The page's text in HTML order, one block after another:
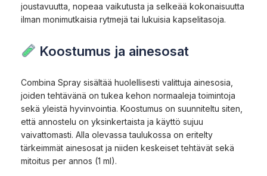
joustavuutta, nopeaa vaikutusta ja selkeää kokonaisuutta
ilman monimutkaisia rytmejä tai lukuisia kapselitasoja.
Koostumus ja ainesosat
Combina Spray sisältää huolellisesti valittuja ainesosia,
joiden tehtävänä on tukea kehon normaaleja toimintoja
sekä yleistä hyvinvointia. Koostumus on suunniteltu siten,
että annostelu on yksinkertaista ja käyttö sujuu
vaivattomasti. Alla olevassa taulukossa on eritelty
tärkeimmät ainesosat ja niiden keskeiset tehtävät sekä
mitoitus per annos (1 ml).